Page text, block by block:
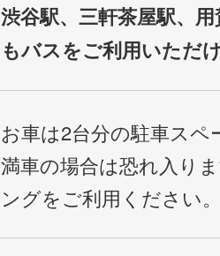
渋谷駅、三軒茶屋駅、
もバスをご利用いただ
お車は2台分の駐車ス
満車の場合は恐れ入り
ングをご利用ください